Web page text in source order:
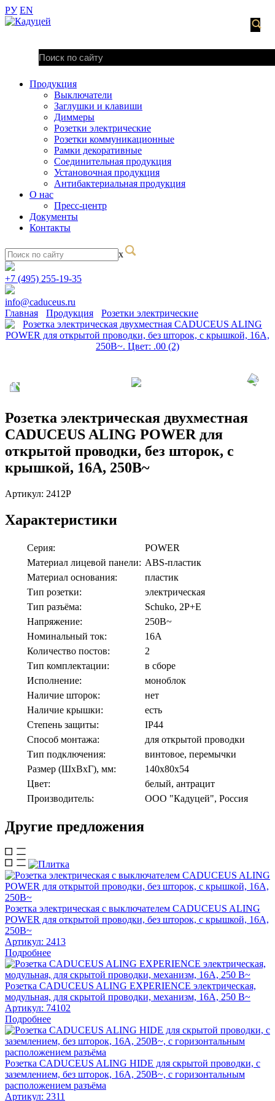
РУ EN
Продукция
Выключатели
Заглушки и клавиши
Диммеры
Розетки электрические
Розетки коммуникационные
Рамки декоративные
Соединительная продукция
Установочная продукция
Антибактериальная продукция
О нас
Пресс-центр
Документы
Контакты
x
+7 (495) 255-19-35
info@caduceus.ru
Главная
Продукция Розетки электрические
Розетка электрическая двухместная
CADUCEUS ALING POWER для
открытой проводки, без шторок, с
крышкой, 16А, 250В~
Артикул: 2412P
Характеристики
Серия:
POWER
Материал лицевой панели: ABS-пластик
Материал основания:
пластик
Тип розетки:
электрическая
Тип разъёма:
Schuko, 2P+E
Напряжение:
250В~
Номинальный ток:
16А
Количество постов:
2
Тип комплектации:
в сборе
Исполнение:
моноблок
Наличие шторок:
нет
Наличие крышки:
есть
Степень защиты:
IP44
Способ монтажа:
для открытой проводки
Тип подключения:
винтовое, перемычки
Размер (ШхВхГ), мм:
140х80х54
Цвет:
белый, антрацит
Производитель:
ООО "Кадуцей", Россия
Другие предложения
Розетка электрическая с выключателем CADUCEUS ALING
POWER для открытой проводки, без шторок, с крышкой, 16А,
250В~
Артикул: 2413
Подробнее
Розетка CADUCEUS ALING EXPERIENCE электрическая,
модульная, для скрытой проводки, механизм, 16А, 250 В~
Артикул: 74102
Подробнее
Розетка CADUCEUS ALING HIDE для скрытой проводки, с
заземлением, без шторок, 16А, 250В~, с горизонтальным
расположением разъёма
Артикул: 2311